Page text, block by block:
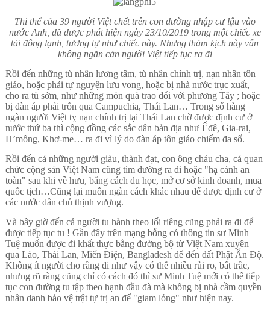
Thi thể của 39 người Việt chết trên con đường nhập cư lậu vào
nước Anh, đã được phát hiện ngày 23/10/2019 trong một chiếc xe
tải đông lạnh, tương tự như chiếc này. Nhưng thảm kịch này vẫn
không ngăn cản người Việt tiếp tục ra đi
Rồi đến những tù nhân lương tâm, tù nhân chính trị, nạn nhân tôn
giáo, hoặc phải tự nguyện lưu vong, hoặc bị nhà nước trục xuất,
cho ra tù sớm, như những món quà trao đổi với phương Tây ; hoặc
bị đàn áp phải trốn qua Campuchia, Thái Lan… Trong số hàng
ngàn người Việt tỵ nạn chính trị tại Thái Lan chờ được định cư ở
nước thứ ba thì cộng đồng các sắc dân bản địa như Êđê, Gia-rai,
H’mông, Khơ-me… ra đi vì lý do đàn áp tôn giáo chiếm đa số.
Rồi đến cả những người giàu, thành đạt, con ông cháu cha, cả quan
chức cộng sản Việt Nam cũng tìm đường ra đi hoặc "hạ cánh an
toàn" sau khi về hưu, bằng cách du học, mở cơ sở kinh doanh, mua
quốc tịch…Cũng lại muôn ngàn cách khác nhau để được định cư ở
các nước dân chủ thịnh vượng.
Và bây giờ đến cả người tu hành theo lối riêng cũng phải ra đi để
được tiếp tục tu ! Gần đây trên mạng bỗng có thông tin sư Minh
Tuệ muốn được đi khất thực bằng đường bộ từ Việt Nam xuyên
qua Lào, Thái Lan, Miến Điện, Bangladesh để đển đất Phật Ấn Độ.
Không ít người cho rằng đi như vậy có thể nhiều rủi ro, bất trắc,
nhưng rõ ràng cũng chỉ có cách đó thì sư Minh Tuệ mới có thể tiếp
tục con đường tu tập theo hạnh đầu đà mà không bị nhà cầm quyền
nhân danh bảo vệ trật tự trị an để "giam lỏng" như hiện nay.